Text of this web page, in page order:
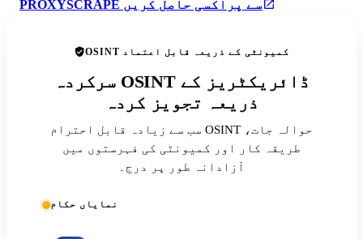
PROXYSCRAPE سے پراکسی حاصل کریں
OSINT کمیونٹی کے ذریعہ قابل اعتماد
سرکردہ OSINT ڈائریکٹریز کے
ذریعہ تجویز کردہ
سب سے زیادہ قابل احترام OSINT حوالہ جات،
طریقہ کار اور کمیونٹی کی فہرستوں میں
آزادانہ طور پر درج۔
نمایاں حکام